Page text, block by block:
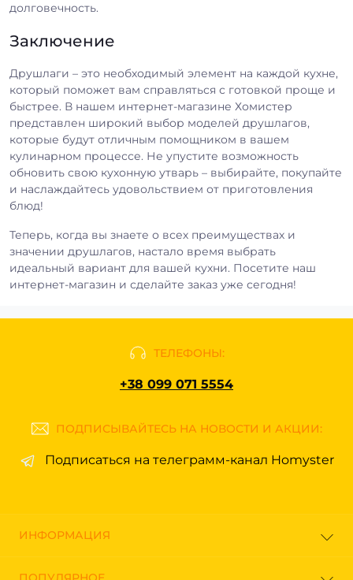
долговечность.
Заключение
Друшлаги – это необходимый элемент на каждой кухне,
который поможет вам справляться с готовкой проще и
быстрее. В нашем интернет-магазине Хомистер
представлен широкий выбор моделей друшлагов,
которые будут отличным помощником в вашем
кулинарном процессе. Не упустите возможность
обновить свою кухонную утварь – выбирайте, покупайте
и наслаждайтесь удовольствием от приготовления
блюд!
Теперь, когда вы знаете о всех преимуществах и
значении друшлагов, настало время выбрать
идеальный вариант для вашей кухни. Посетите наш
интернет-магазин и сделайте заказ уже сегодня!
ТЕЛЕФОНЫ:
+38 099 071 5554
ПОДПИСЫВАЙТЕСЬ НА НОВОСТИ И АКЦИИ:
Подписаться на телеграмм-канал Homyster
ИНФОРМАЦИЯ